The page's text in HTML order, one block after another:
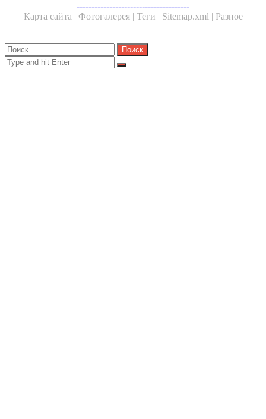
--------------------------------------
Карта сайта | Фотогалерея | Теги | Sitemap.xml | Разное
Close
Найти:
Close
Search